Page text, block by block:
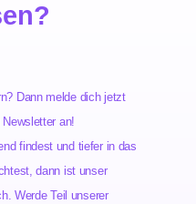
Dann melde dich jetzt
an!
findest und tiefer in das
dann ist unser
Werde Teil unserer